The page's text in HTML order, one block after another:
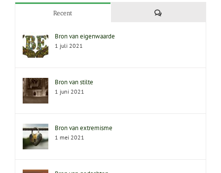
Recent Reacties
Bron van eigenwaarde
1 juli 2021
Bron van stilte
1 juni 2021
Bron van extremisme
1 mei 2021